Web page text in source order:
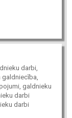
darbi,
galdniecība,
galdnieku
darbi
darbi